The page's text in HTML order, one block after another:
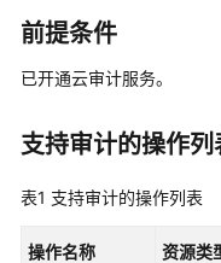
务
告
产
品
介
前提条件
已开通云审计服务。
支持审计的操作列
表1 支持审计的操作列表
操作名称 资源类